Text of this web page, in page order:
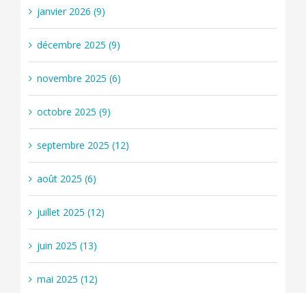
janvier 2026 (9)
décembre 2025 (9)
novembre 2025 (6)
octobre 2025 (9)
septembre 2025 (12)
août 2025 (6)
juillet 2025 (12)
juin 2025 (13)
mai 2025 (12)